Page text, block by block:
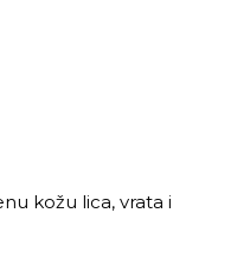
kožu lica, vrata i